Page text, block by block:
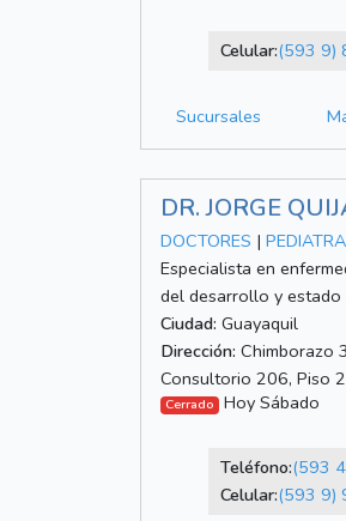
Celular:(593 9)
Sucursales
DR. JORGE
DOCTORES |
Especialista en
del desarrollo y
Ciudad: Guayaquil
Dirección: Chimborazo
Consultorio 206, Piso
Cerrado Hoy Sábado
Teléfono:(593
Celular:(593 9)